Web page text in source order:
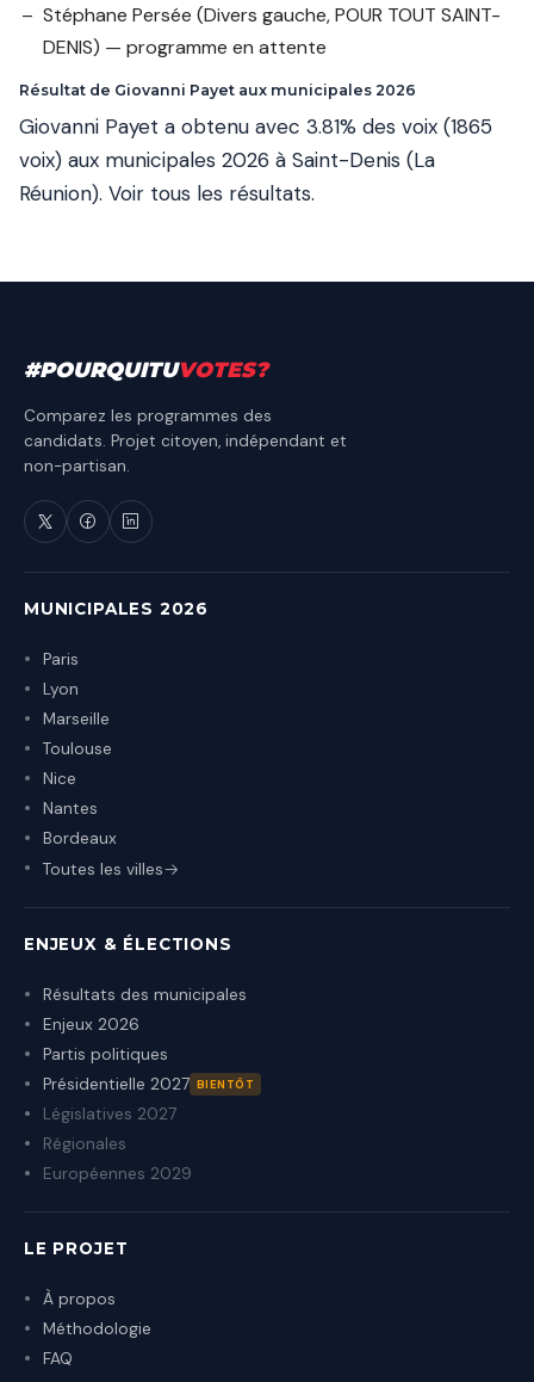
Stéphane Persée (Divers gauche, POUR TOUT SAINT-
DENIS) — programme en attente
Résultat de Giovanni Payet aux municipales 2026
Giovanni Payet a obtenu avec 3.81% des voix (1865
voix) aux municipales 2026 à Saint-Denis (La
Réunion). Voir tous les résultats.
#POURQUITUVOTES?
Comparez les programmes des
candidats. Projet citoyen, indépendant et
non-partisan.
MUNICIPALES 2026
Paris
Lyon
Marseille
Toulouse
Nice
Nantes
Bordeaux
Toutes les villes
ENJEUX & ÉLECTIONS
Résultats des municipales
Enjeux 2026
Partis politiques
Présidentielle 2027 BIENTÔT
Législatives 2027
Régionales
Européennes 2029
LE PROJET
À propos
Méthodologie
FAQ